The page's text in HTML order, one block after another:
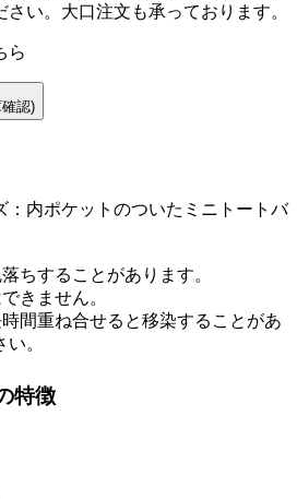
い。大口注文も承っております。
ら
認)
：内ポケットのついたミニトートバ
ちすることがあります。
きません。
間重ね合せると移染することがあ
。
特徴